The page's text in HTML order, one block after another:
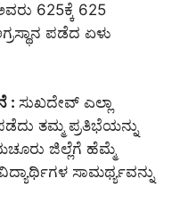
625ಕ್ಕೆ 625
ಪಡೆದ ಏಳು
: ಸುಖದೇವ್ ಎಲ್ಲಾ
ತಮ್ಮ ಪ್ರತಿಭೆಯನ್ನು
ಜಿಲ್ಲೆಗೆ ಹೆಮ್ಮೆ
ಸಾಮರ್ಥ್ಯವನ್ನು